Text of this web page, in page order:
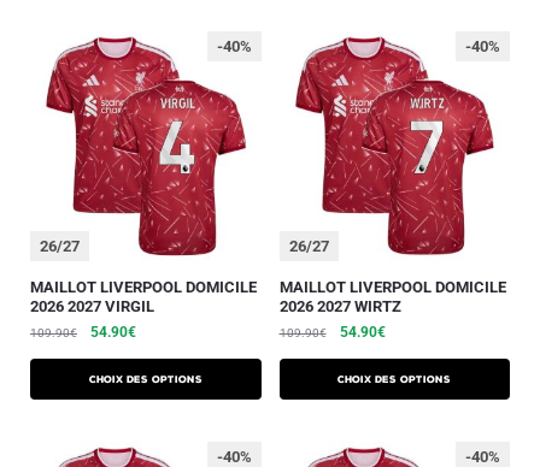
26/27
-40%
MAILLOT LIVERPOOL DOMICILE
2026 2027 VIRGIL
109.90€ 54.90€
Choix des options
26/27
-40%
MAILLOT LIVERPOOL DOMICILE
2026 2027 WIRTZ
109.90€ 54.90€
Choix des options
-40% -40%